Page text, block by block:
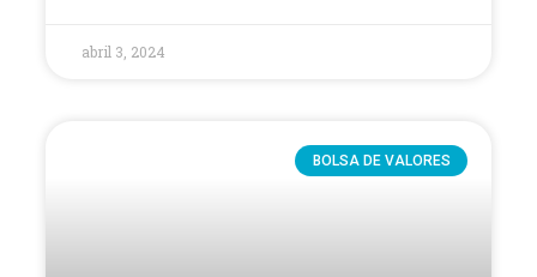
abril 3, 2024
BOLSA DE VALORES